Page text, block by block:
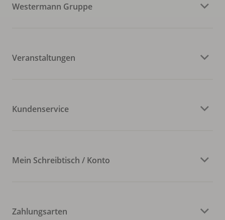
Westermann Gruppe
Veranstaltungen
Kundenservice
Mein Schreibtisch / Konto
Zahlungsarten